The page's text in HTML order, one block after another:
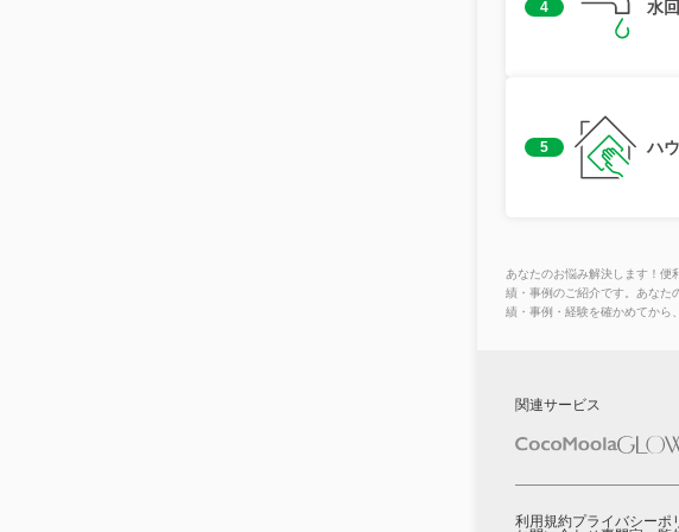
4 水
5 ハ
あなたのお悩み解決します！便
績・事例のご紹介です。あなた
績・事例・経験を確かめてから
関連サービス
利用規約プライバシーポ